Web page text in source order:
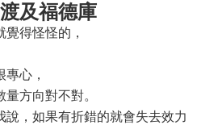
及福德庫
得怪怪的，
心，
方向對不對。
說，如果有折錯的就會失去效力